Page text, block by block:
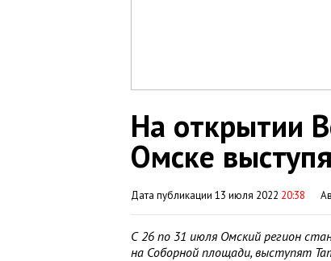
На открытии
Омске
Дата публикации 13 июля 2022 20:38
С 26 по 31 июля Омский регион
на Соборной площади, выступят